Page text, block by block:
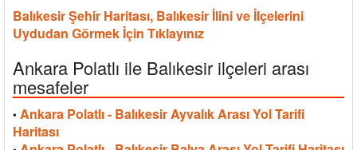
Balıkesir Şehir Haritası, Balıkesir İlini ve İlçelerini
Uydudan Görmek İçin Tıklayınız
Ankara Polatlı ile Balıkesir ilçeleri arası
mesafeler
• Ankara Polatlı - Balıkesir Ayvalık Arası Yol Tarifi
Haritası